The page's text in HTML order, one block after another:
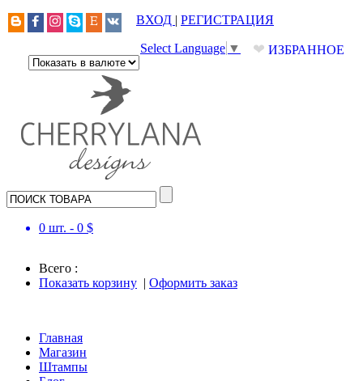
ВХОД | РЕГИСТРАЦИЯ
❤ ИЗБРАННОЕ
Select Language ▼
0 шт. - 0 $
Всего :
Показать корзину | Оформить заказ
Главная
Магазин
Штампы